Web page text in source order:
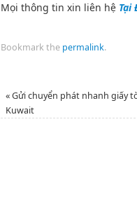
Mọi thông tin xin liên hệ Tại
Bookmark the permalink.
«Gửi chuyển phát nhanh giấy
Kuwait